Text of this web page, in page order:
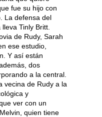
fue su hijo con
La defensa del
Tinly Britt.
de Rudy, Sarah
ese estudio,
Y así están
dos
a la central.
vecina de Rudy a la
y
ver con un
quien tiene